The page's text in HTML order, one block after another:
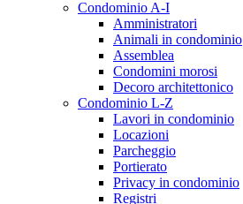
Condominio A-I
Amministratori
Animali in condominio
Assemblea
Condomini morosi
Decoro architettonico
Condominio L-Z
Lavori in condominio
Locazioni
Parcheggio
Portierato
Privacy in condominio
Registri